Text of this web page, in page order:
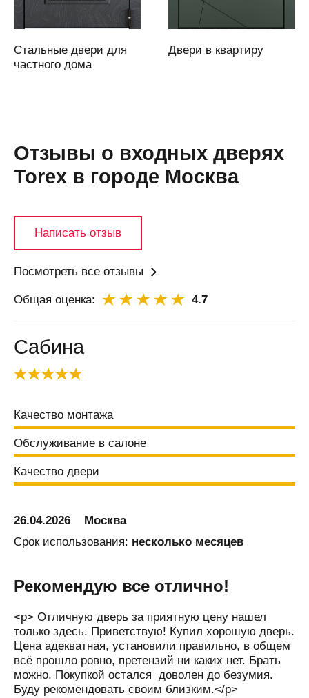
Аскарово
область)
Атырау
Б
Бабяково
(Воронежская
область)
Балашов
Балтай
Барнаул
Барыш
Батайск
Безенчук
Калитва
Белгород
Белозерск
Белореченск
Березники
Бийск
Бишкек
Стальные двери для
частного дома
Двери в квартиру
Отзывы о входных дверях
Torex в городе Москва
Написать отзыв
Посмотреть все отзывы
Общая оценка: 4.7
Сабина
Качество монтажа
Обслуживание в салоне
Качество двери
26.04.2026
Москва
Срок использования: несколько месяцев
Рекомендую все отлично!
<p> Отличную дверь за приятную цену нашел
только здесь. Приветствую! Купил хорошую дверь.
Цена адекватная, установили правильно, в общем
всё прошло ровно, претензий ни каких нет. Брать
можно. Покупкой остался доволен до безумия.
Буду рекомендовать своим близким.</p>